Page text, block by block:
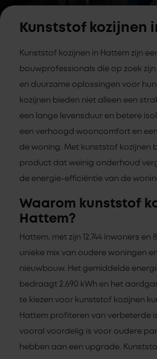
Kunststof kozijnen
Kunststof kozijnen in Hattem zijn
bouwprofessionals die op zoek
en duurzame oplossingen voor
kozijnen bieden niet alleen een
een lange levensduur en betere
een verhoogd wooncomfort en
de woning. Met kunststof kozijnen
product dat weinig onderhoud
de energie-efficiëntie van de
Waarom kunststof
Hattem?
Hattem, met zijn 12.744 inwoners en
unieke mix van oudere woningen
nieuwbouw. Het gemiddelde
bedraagt 2.690 kWh en het
te kiezen voor kunststof kozijnen
Hattem profiteren van verbeterde
vooral voordelig is voor oudere
hebben aan een upgrade.